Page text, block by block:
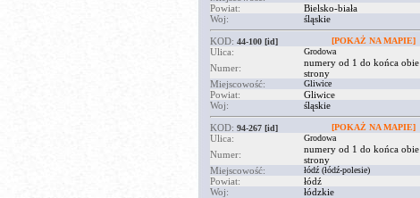
Powiat:
Bielsko-biała
Woj:
śląskie
KOD: 44-100 [id] [POKAŻ NA MAPIE]
Ulica: Grodowa
Numer:
numery od 1 do końca obie
strony
Miejscowość:
Gliwice
Powiat:
Gliwice
Woj:
śląskie
KOD: 94-267 [id] [POKAŻ NA MAPIE]
Ulica: Grodowa
Numer:
numery od 1 do końca obie
strony
Miejscowość:
łódź (łódź-polesie)
Powiat:
łódź
Woj:
łódzkie